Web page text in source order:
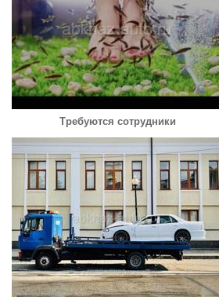
Требуются сотрудники